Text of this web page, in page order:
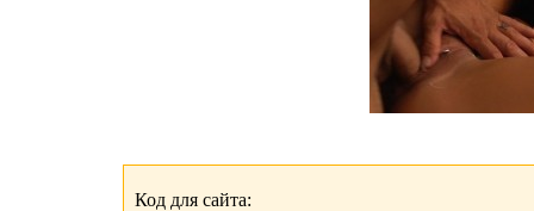
Код для сайта: